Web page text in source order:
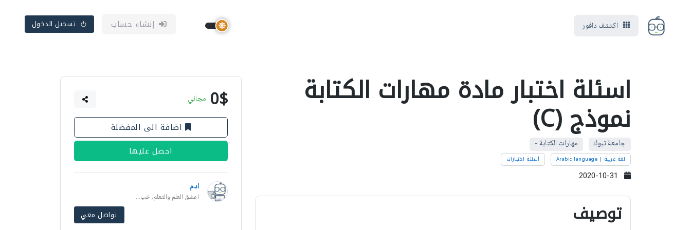
اكتشف دافور إنشاء حساب تسجيل الدخول
اسئلة اختبار مادة مهارات الكتابة
نموذج (C)
جامعة تبوك مهارات الكتابة -
لغة عربية | Arabic language أسئلة اختبارات
توصيف
0$ مجاني
اضافة الى المفضلة
احصل عليها
ادم
اعشق العلم والتعلم, خب...
تواصل معي